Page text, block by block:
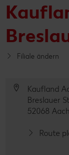
Filiale ändern
Kaufland
Breslauer
52068
Route